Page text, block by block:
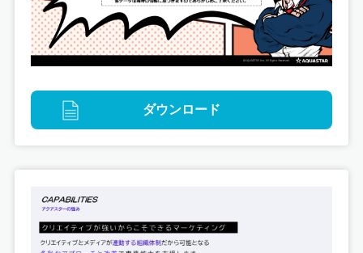
ゲームグラフィック
「even if TEMPEST 連なるときの暁」ゲーム内イ
ラスト制作
ダウンロード